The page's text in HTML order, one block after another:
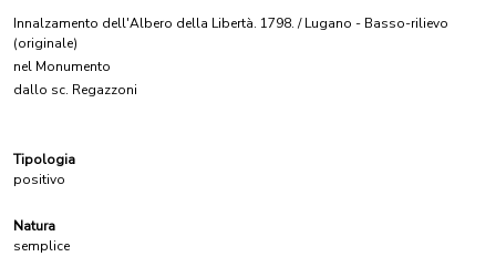
Innalzamento dell'Albero della Libertà. 1798. / Lugano - Basso-rilievo
(originale)
nel Monumento
dallo sc. Regazzoni
Tipologia
positivo
Natura
semplice